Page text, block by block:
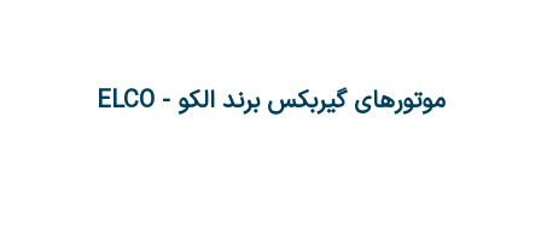
موتورهای گیربکس برند الکو - ELCO